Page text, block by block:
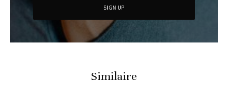
Similaire